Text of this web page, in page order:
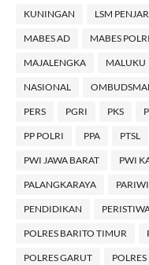
KUNINGAN LSM
MABES AD MABES POLRI
MAJALENGKA MALUKU
NASIONAL
PERS PGRI PKS
PP POLRI PPA PTSL
PWI JAWA BARAT PWI
PALANGKARAYA
PENDIDIKAN
POLRES BARITO TIMUR
POLRES GARUT